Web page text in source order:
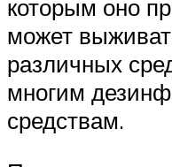
которым оно
может
различных
многим
средствам.